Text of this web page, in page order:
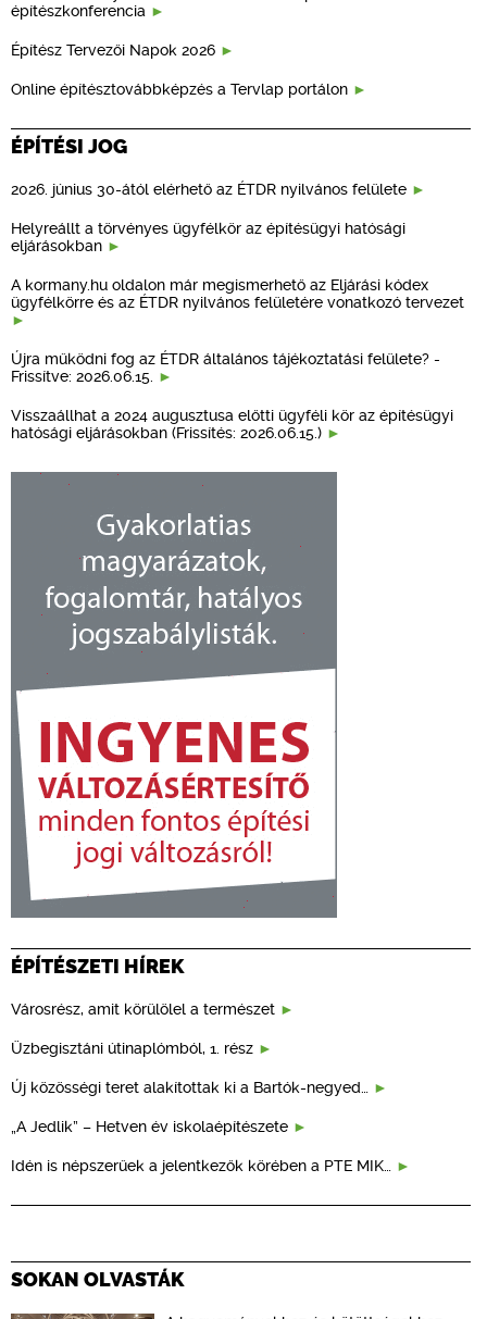
építészkonferencia
Építész Tervezői Napok 2026
Online építésztovábbképzés a Tervlap portálon
ÉPÍTÉSI JOG
2026. június 30-ától elérhető az ÉTDR nyilvános felülete
Helyreállt a törvényes ügyfélkör az építésügyi hatósági
eljárásokban
A kormany.hu oldalon már megismerhető az Eljárási kódex
ügyfélkörre és az ÉTDR nyilvános felületére vonatkozó tervezet
Újra működni fog az ÉTDR általános tájékoztatási felülete? -
Frissítve: 2026.06.15.
Visszaállhat a 2024 augusztusa előtti ügyféli kör az építésügyi
hatósági eljárásokban (Frissítés: 2026.06.15.)
ÉPÍTÉSZETI HÍREK
Városrész, amit körülölel a természet
Üzbegisztáni útinaplómból, 1. rész
Új közösségi teret alakítottak ki a Bartók-negyed…
„A Jedlik” – Hetven év iskolaépítészete
Idén is népszerűek a jelentkezők körében a PTE MIK…
SOKAN OLVASTÁK